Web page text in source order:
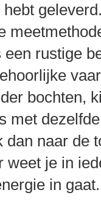
een rustige
bochten,
met
dan naar de
weet je in
in gaat.